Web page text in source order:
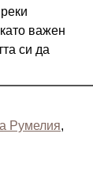
важен
си да
Румелия,